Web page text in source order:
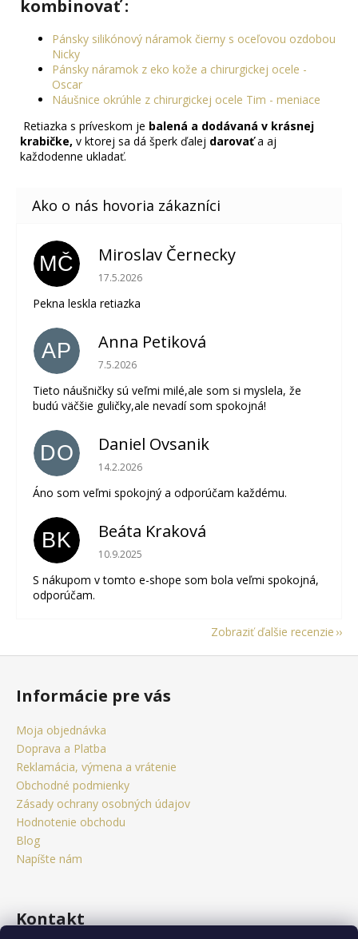
kombinovať :
Pánsky silikónový náramok čierny s oceľovou ozdobou
Nicky
Pánsky náramok z eko kože a chirurgickej ocele -
Oscar
Náušnice okrúhle z chirurgickej ocele Tim - meniace
Retiazka s príveskom je balená a dodávaná v krásnej
krabičke, v ktorej sa dá šperk ďalej darovaťa aj
každodenne ukladať.
MČ Miroslav Černecky
Hodnotenie obchodu je 5 z 5 hviezdičiek.
17.5.2026
Pekna leskla retiazka
AP Anna Petiková
Hodnotenie obchodu je 5 z 5 hviezdičiek.
7.5.2026
Tieto náušničky sú veľmi milé,ale som si myslela, že
budú väčšie guličky,ale nevadí som spokojná!
DO Daniel Ovsanik
Hodnotenie obchodu je 5 z 5 hviezdičiek.
14.2.2026
Áno som veľmi spokojný a odporúčam každému.
BK Beáta Kraková
Hodnotenie obchodu je 5 z 5 hviezdičiek.
10.9.2025
S nákupom v tomto e-shope som bola veľmi spokojná,
odporúčam.
Zobraziť ďalšie recenzie
Informácie pre vás
Moja objednávka
Doprava a Platba
Reklamácia, výmena a vrátenie
Obchodné podmienky
Zásady ochrany osobných údajov
Hodnotenie obchodu
Blog
Napíšte nám
Kontakt